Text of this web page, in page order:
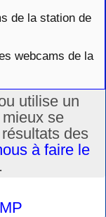
de la station de
webcams de la
utilise un
se
des
à faire le